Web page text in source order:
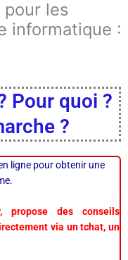
les
informatique :
Pour quoi ?
?
ligne pour obtenir une
, propose des conseils
via un tchat, un